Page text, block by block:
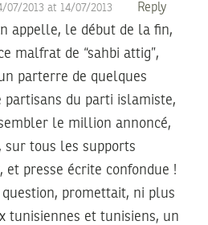
07/2013 at 14/07/2013 Reply
appelle, le début de la fin,
malfrat de “sahbi attig”,
parterre de quelques
partisans du parti islamiste,
le million annoncé,
sur tous les supports
et presse écrite confondue !
question, promettait, ni plus
tunisiennes et tunisiens, un